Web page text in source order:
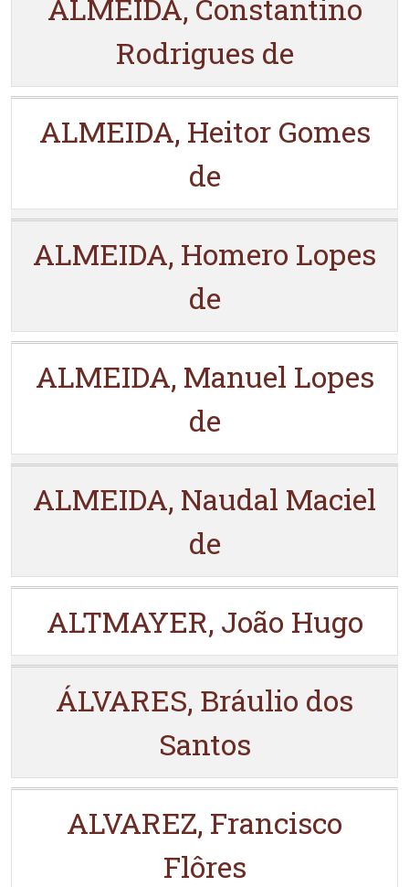
ALMEIDA, Constantino
Rodrigues de
ALMEIDA, Heitor Gomes
de
ALMEIDA, Homero Lopes
de
ALMEIDA, Manuel Lopes
de
ALMEIDA, Naudal Maciel
de
ALTMAYER, João Hugo
ÁLVARES, Bráulio dos
Santos
ALVAREZ, Francisco
Flôres